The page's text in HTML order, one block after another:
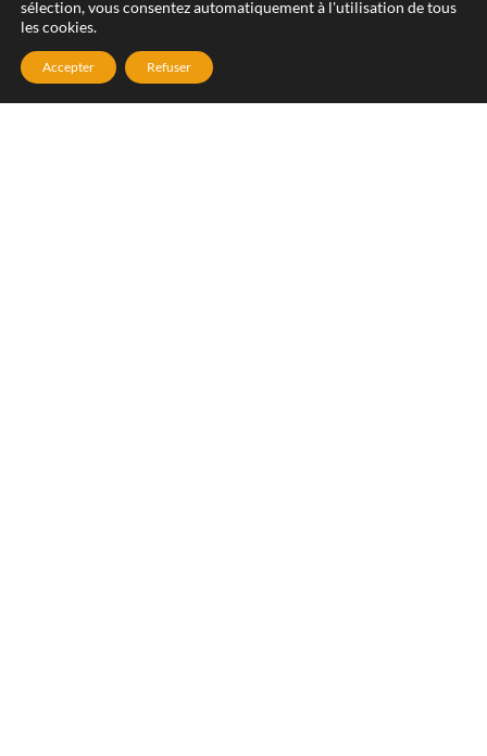
sélection, vous consentez automatiquement à l'utilisation de tous
les cookies.
Accepter Refuser